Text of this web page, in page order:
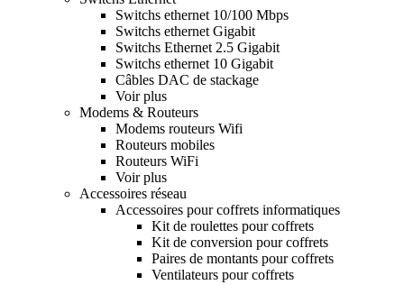
Switchs ethernet 10/100 Mbps
Switchs ethernet Gigabit
Switchs Ethernet 2.5 Gigabit
Switchs ethernet 10 Gigabit
Câbles DAC de stackage
Voir plus
Modems & Routeurs
Modems routeurs Wifi
Routeurs mobiles
Routeurs WiFi
Voir plus
Accessoires réseau
Accessoires pour coffrets informatiques
Kit de roulettes pour coffrets
Kit de conversion pour coffrets
Paires de montants pour coffrets
Ventilateurs pour coffrets